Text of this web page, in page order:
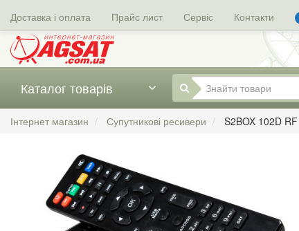
Доставка і оплата Прайс лист Сервіс Контакти
Каталог товарів
Інтернет магазин Супутникові ресивери S2BOX 102D RF